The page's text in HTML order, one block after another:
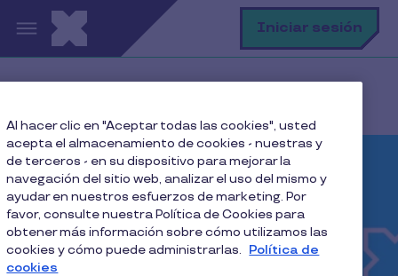
Pasar al contenido principal Iniciar sesión
Al hacer clic en "Aceptar todas las cookies", usted
acepta el almacenamiento de cookies - nuestras y
de terceros - en su dispositivo para mejorar la
navegación del sitio web, analizar el uso del mismo y
ayudar en nuestros esfuerzos de marketing. Por
favor, consulte nuestra Política de Cookies para
obtener más información sobre cómo utilizamos las
cookies y cómo puede administrarlas. Política de
cookies